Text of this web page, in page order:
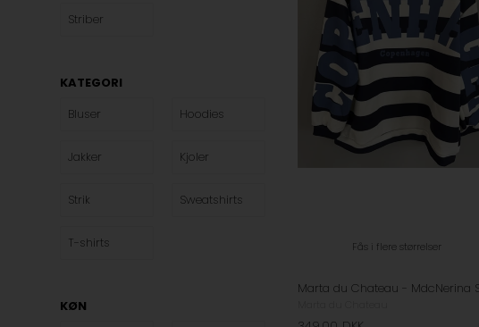
Striber
KATEGORI
Bluser
Hoodies
Jakker Kjoler
Strik Sweatshirts
T-shirts
KØN
Fås i flere størrelser